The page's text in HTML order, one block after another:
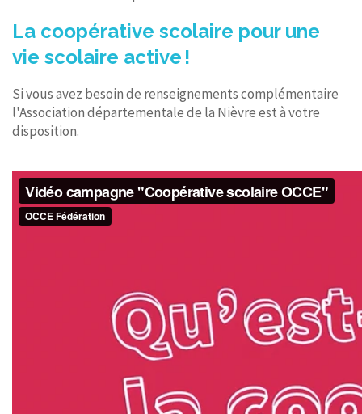
La coopérative scolaire pour une
vie scolaire active !
Si vous avez besoin de renseignements complémentaire
l'Association départementale de la Nièvre est à votre
disposition.